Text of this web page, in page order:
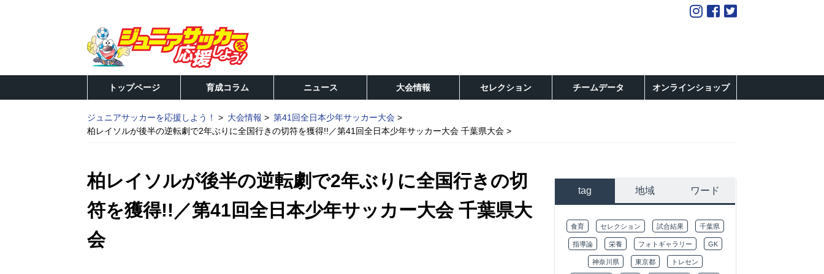
トップページ 育成コラム ニュース 大会情報 セレクション チームデータ オンラインショップ
ジュニアサッカーを応援しよう！ 大会情報
第41回全日本少年サッカー大会
柏レイソルが後半の逆転劇で2年ぶりに全国行きの切符を獲得!!／第41回全日本少年サッカー大会 千葉県大会
柏レイソルが後半の逆転劇で2年ぶりに全国行きの切
符を獲得!!／第41回全日本少年サッカー大会 千葉県大
会
tag 地域 ワード
食育 セレクション 試合結果 千葉県
指導論 栄養 フォトギャラリー GK
神奈川県 東京都 トレセン